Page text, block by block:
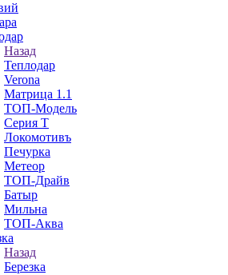
Назад
Теплодар
Verona
Матрица 1.1
ТОП-Модель
Серия Т
Локомотивъ
Печурка
Метеор
ТОП-Драйв
Батыр
Мильна
ТОП-Аква
Назад
Березка